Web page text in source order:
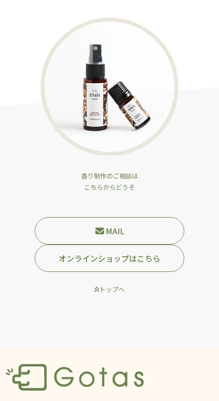
香り制作のご相談は
こちらからどうそ
MAIL
オンラインショップはこちら
トップへ